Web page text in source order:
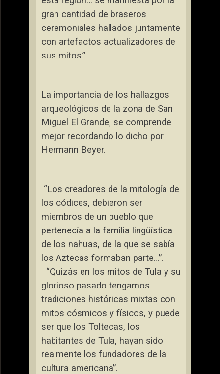
gran cantidad de braseros
ceremoniales hallados juntamente
con artefactos actualizadores de
sus mitos.”
La importancia de los hallazgos
arqueológicos de la zona de San
Miguel El Grande, se comprende
mejor recordando lo dicho por
Hermann Beyer.
“Los creadores de la mitología de
los códices, debieron ser
miembros de un pueblo que
pertenecía a la familia lingüística
de los nahuas, de la que se sabía
los Aztecas formaban parte…”.
“Quizás en los mitos de Tula y su
glorioso pasado tengamos
tradiciones históricas mixtas con
mitos cósmicos y físicos, y puede
ser que los Toltecas, los
habitantes de Tula, hayan sido
realmente los fundadores de la
cultura americana”.